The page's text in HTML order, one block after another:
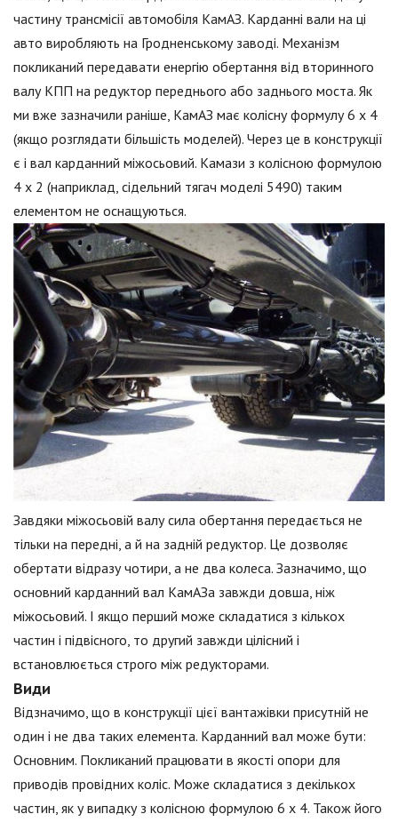
частину трансмісії автомобіля КамАЗ. Карданні вали на ці
авто виробляють на Гродненському заводі. Механізм
покликаний передавати енергію обертання від вторинного
валу КПП на редуктор переднього або заднього моста. Як
ми вже зазначили раніше, КамАЗ має колісну формулу 6 х 4
(якщо розглядати більшість моделей). Через це в конструкції
є і вал карданний міжосьовий. Камази з колісною формулою
4 х 2 (наприклад, сідельний тягач моделі 5490) таким
елементом не оснащуються.
Завдяки міжосьовій валу сила обертання передається не
тільки на передні, а й на задній редуктор. Це дозволяє
обертати відразу чотири, а не два колеса. Зазначимо, що
основний карданний вал КамАЗа завжди довша, ніж
міжосьовий. І якщо перший може складатися з кількох
частин і підвісного, то другий завжди цілісний і
встановлюється строго між редукторами.
Види
Відзначимо, що в конструкції цієї вантажівки присутній не
один і не два таких елемента. Карданний вал може бути:
Основним. Покликаний працювати в якості опори для
приводів провідних коліс. Може складатися з декількох
частин, як у випадку з колісною формулою 6 х 4. Також його